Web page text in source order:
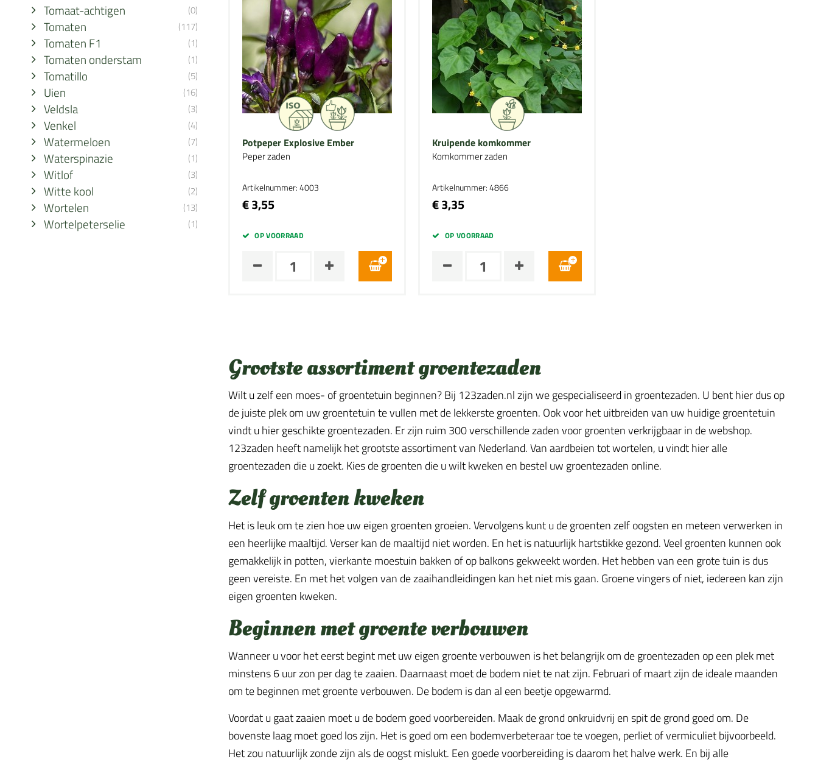
Tomaat-achtigen (0)
Tomaten (117)
Tomaten F1 (1)
Tomaten onderstam (1)
Tomatillo (5)
Uien (16)
Veldsla (3)
Venkel (4)
Watermeloen (7)
Waterspinazie (1)
Witlof (3)
Witte kool (2)
Wortelen (13)
Wortelpeterselie (1)
Potpeper Explosive Ember
Peper zaden
Artikelnummer: 4003
€ 3,55
OP VOORRAAD
Kruipende komkommer
Komkommer zaden
Artikelnummer: 4866
€ 3,35
OP VOORRAAD
Grootste assortiment groentezaden
Wilt u zelf een moes- of groentetuin beginnen? Bij 123zaden.nl zijn we gespecialiseerd in groentezaden. U bent hier dus op
de juiste plek om uw groentetuin te vullen met de lekkerste groenten. Ook voor het uitbreiden van uw huidige groentetuin
vindt u hier geschikte groentezaden. Er zijn ruim 300 verschillende zaden voor groenten verkrijgbaar in de webshop.
123zaden heeft namelijk het grootste assortiment van Nederland. Van aardbeien tot wortelen, u vindt hier alle
groentezaden die u zoekt. Kies de groenten die u wilt kweken en bestel uw groentezaden online.
Zelf groenten kweken
Het is leuk om te zien hoe uw eigen groenten groeien. Vervolgens kunt u de groenten zelf oogsten en meteen verwerken in
een heerlijke maaltijd. Verser kan de maaltijd niet worden. En het is natuurlijk hartstikke gezond. Veel groenten kunnen ook
gemakkelijk in potten, vierkante moestuin bakken of op balkons gekweekt worden. Het hebben van een grote tuin is dus
geen vereiste. En met het volgen van de zaaihandleidingen kan het niet mis gaan. Groene vingers of niet, iedereen kan zijn
eigen groenten kweken.
Beginnen met groente verbouwen
Wanneer u voor het eerst begint met uw eigen groente verbouwen is het belangrijk om de groentezaden op een plek met
minstens 6 uur zon per dag te zaaien. Daarnaast moet de bodem niet te nat zijn. Februari of maart zijn de ideale maanden
om te beginnen met groente verbouwen. De bodem is dan al een beetje opgewarmd.
Voordat u gaat zaaien moet u de bodem goed voorbereiden. Maak de grond onkruidvrij en spit de grond goed om. De
bovenste laag moet goed los zijn. Het is goed om een bodemverbeteraar toe te voegen, perliet of vermiculiet bijvoorbeeld.
Het zou natuurlijk zonde zijn als de oogst mislukt. Een goede voorbereiding is daarom het halve werk. En bij alle